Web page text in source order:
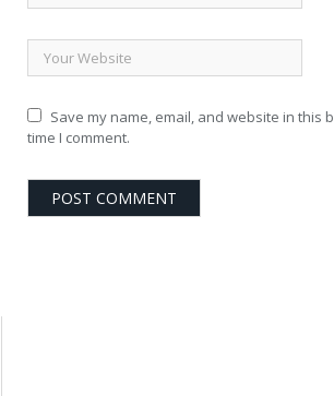
Save my name, email, and website in this
time I comment.